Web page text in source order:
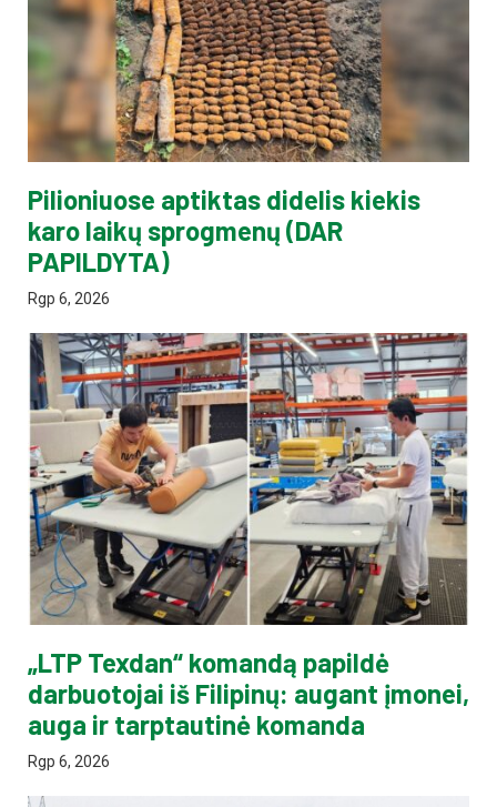
Pilioniuose aptiktas didelis kiekis
karo laikų sprogmenų (DAR
PAPILDYTA)
Rgp 6, 2026
„LTP Texdan“ komandą papildė
darbuotojai iš Filipinų: augant įmonei,
auga ir tarptautinė komanda
Rgp 6, 2026